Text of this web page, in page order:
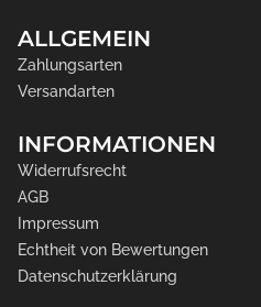
ALLGEMEIN
Zahlungsarten
Versandarten
INFORMATIONEN
Widerrufsrecht
AGB
Impressum
Echtheit von Bewertungen
Datenschutzerklärung